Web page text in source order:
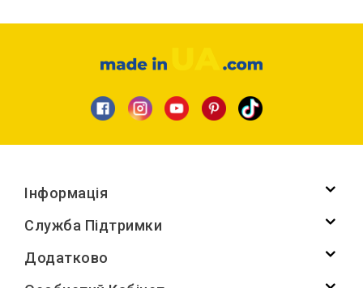
Інформація
Служба Підтримки
Додатково